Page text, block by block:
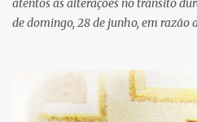
atentos às alterações no trânsito
de domingo, 28 de junho, em razão
reunirá atletas de diferentes regiões
passando pelos municípios de